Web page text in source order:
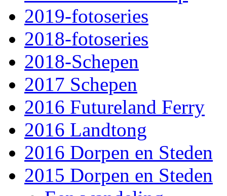
2019-fotoseries
2018-fotoseries
2018-Schepen
2017 Schepen
2016 Futureland Ferry
2016 Landtong
2016 Dorpen en Steden
2015 Dorpen en Steden